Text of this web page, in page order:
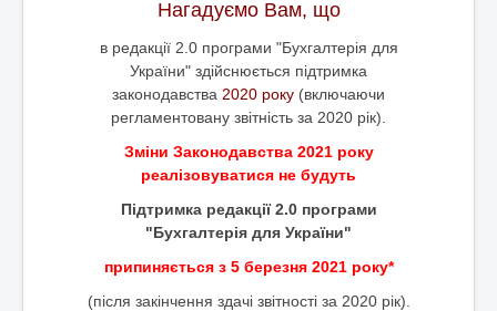
Безоплатна допомога в бухгалтеії для НПО.
Відео на YouTube
ПИТАННЯ ТА ВІДПОВІДІ "Кадровий облік,
нарахування та виплата зарплати для НПО "
Нагадуємо Вам, що
в редакції 2.0 програми "Бухгалтерія для
України" здійснюється підтримка
законодавства 2020 року (включаючи
регламентовану звітність за 2020 рік).
Зміни Законодавства 2021 року
реалізовуватися не будуть
Підтримка редакції 2.0 програми
"Бухгалтерія для України"
припиняється з 5 березня 2021 року*
(після закінчення здачі звітності за 2020 рік).